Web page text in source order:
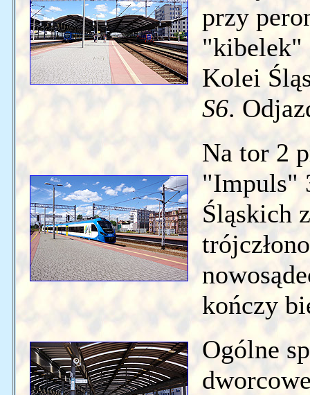
przy
"kibelek"
Kolei
S6.
Na tor 2
"Impuls"
Śląskich
kończy
Ogólne